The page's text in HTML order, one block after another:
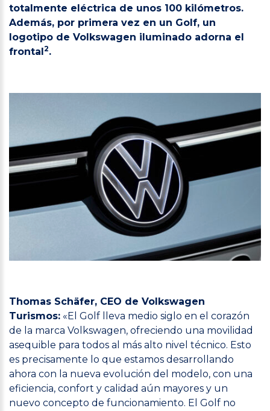
totalmente eléctrica de unos 100 kilómetros.
Además, por primera vez en un Golf, un
logotipo de Volkswagen iluminado adorna el
frontal2.
Thomas Schäfer, CEO de Volkswagen
Turismos: «El Golf lleva medio siglo en el corazón
de la marca Volkswagen, ofreciendo una movilidad
asequible para todos al más alto nivel técnico. Esto
es precisamente lo que estamos desarrollando
ahora con la nueva evolución del modelo, con una
eficiencia, confort y calidad aún mayores y un
nuevo concepto de funcionamiento. El Golf no